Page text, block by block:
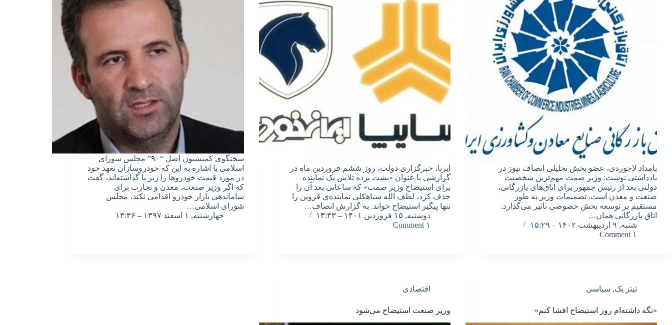
بامداد لاجوردی، عضو بخش تحلیلی انصاف نیوز در
یادداشتی نوشت: وزیر صمت مهم‌ترین شخصیت
دولتی بعد از رئیس جمهور برای اتاق‌های بازرگانی،
صنعت و معدن است. تصمیمات وزیر به طور
مستقیم بر توسعه بخش خصوصی تاثیر می‌گذارد.
اتاق بازرگانی همان…
شنبه, ۹ اردیبهشت ۱۴۰۲ – ۱۵:۲۹
۱ Comment
ایرنا، خبرگزاری دولت، روز ششم فروردین ماه در
گزارشی با عنوان «پشت پرده تلاش یک نماینده
برای استیضاح وزیر صمت» که ساعاتی بعد آن را
حذف کرد، لطف الله سیاهکلی نماینده‌ی قزوین را
تنها پیگیر استیضاح خواند. به گزارش انصاف…
دوشنبه, ۱۵ فروردین ۱۴۰۱ – ۱۳:۴۳
۱ Comment
سخنگوی کمیسیون اصل “۹۰” مجلس شورای
اسلامی با اشاره به این که خودروسازان تعهد خود
در مورد قیمت خودروها را زیر پا گذاشته‌اند، گفت
که اگر وزیر صنعت، معدن و تجارت برای
ساماندهی بازار خودرو اقدامی نکند، مجلس
شورای اسلامی…
چهارشنبه, ۱ اسفند ۱۳۹۷ – ۱۳:۳۶
تیتر یک, سیاسی
«نگه داشته‌ام روز استیضاح افشا کنم»
اقتصادی
وزیر صنعت استیضاح می‌شود